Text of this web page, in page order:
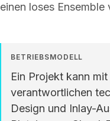
einen loses Ensemble
BETRIEBSMODELL
Ein Projekt kann
verantwortlichen
Design und Inlay-